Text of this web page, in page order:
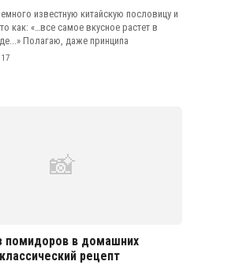
известную китайскую пословицу и
как: «…все самое вкусное растет в
Полагаю, даже принципа
17
помидоров в домашних
рецепт